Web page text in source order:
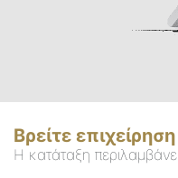
Βρείτε επιχείρηση
Η κατάταξη